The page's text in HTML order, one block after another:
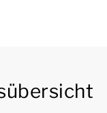
Etage
hat eine